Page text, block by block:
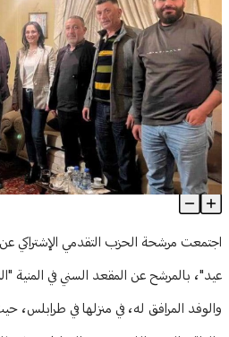
ثقافة ومجتمع
منوعات
وليد جنبلاطالحزب
ابحث
لقاء بين عيد والخير في طرابلس.. وبحث
Article Content
اجتمعت مرشحة الحزب التقدمي الإشتراكي
عيد"، بالمرشح عن المقعد السني في المنية
والوفد المرافق له، في منزلها في طرابلس،